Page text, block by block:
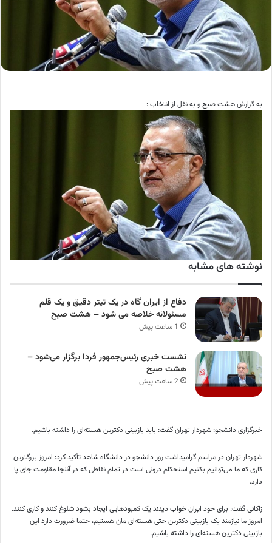
به گزارش هشت صبح و به نقل از انتخاب :
نوشته های مشابه
دفاع از ایران گاه در یک تیتر دقیق و یک قلم
مسئولانه خلاصه می شود – هشت صبح
1 ساعت پیش
نشست خبری رئیس‌جمهور فردا برگزار می‌شود –
هشت صبح
2 ساعت پیش
خبرگزاری دانشجو: شهردار تهران گفت: باید بازبینی دکترین هسته‌ای را داشته باشیم.
شهردار تهران در مراسم گرامیداشت روز دانشجو در دانشگاه شاهد تأکید کرد: امروز بزرگترین
کاری که ما می‌توانیم بکنیم استحکام درونی است در تمام نقاطی که در آننجا مقاومت جای پا
دارد.
زاکانی گفت: برای خود ایران خواب دیدند یک کمبود‌هایی ایجاد بشود شلوغ کنند و کاری کنند.
امروز ما نیازمند یک بازبینی دکترین حتی هسته‌ای مان هستیم، حتما ضرورت دارد این
بازبینی دکترین هسته‌ای را داشته باشیم.